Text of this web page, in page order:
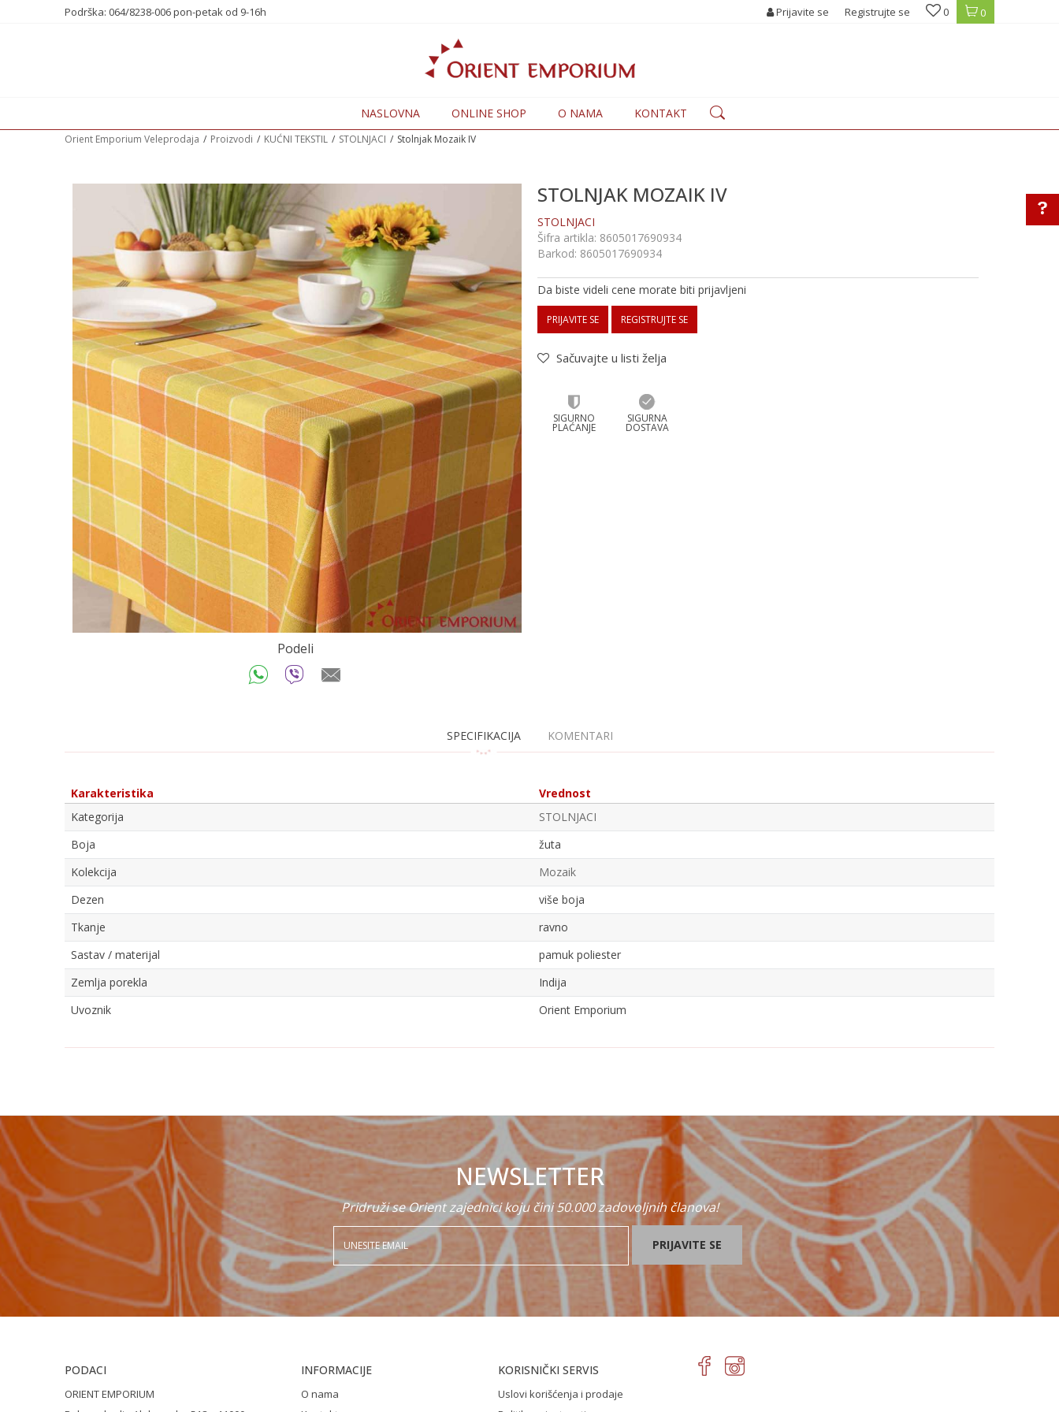
Podrška: 064/8238-006 pon-petak od 9-16h 0
0
Prijavite se Registrujte se
NASLOVNA ONLINE SHOP O NAMA KONTAKT
Orient Emporium Veleprodaja Proizvodi KUĆNI TEKSTIL STOLNJACI Stolnjak Mozaik IV
Podeli
STOLNJAK MOZAIK IV
STOLNJACI
Šifra artikla: 8605017690934
Barkod: 8605017690934
Da biste videli cene morate biti prijavljeni
PRIJAVITE SE REGISTRUJTE SE
Sačuvajte u listi želja
SIGURNO
PLAĆANJE
SIGURNA
DOSTAVA
SPECIFIKACIJA KOMENTARI
Karakteristika
Vrednost
Kategorija
STOLNJACI
Boja
žuta
Kolekcija
Mozaik
Dezen
više boja
Tkanje
ravno
Sastav / materijal
pamuk poliester
Zemlja porekla
Indija
Uvoznik
Orient Emporium
Poruka
NEWSLETTER
Pridruži se Orient zajednici koju čini 50.000 zadovoljnih članova!
PRIJAVITE SE
PODACI
ORIENT EMPORIUM
INFORMACIJE
O nama
KORISNIČKI SERVIS
Uslovi korišćenja i prodaje